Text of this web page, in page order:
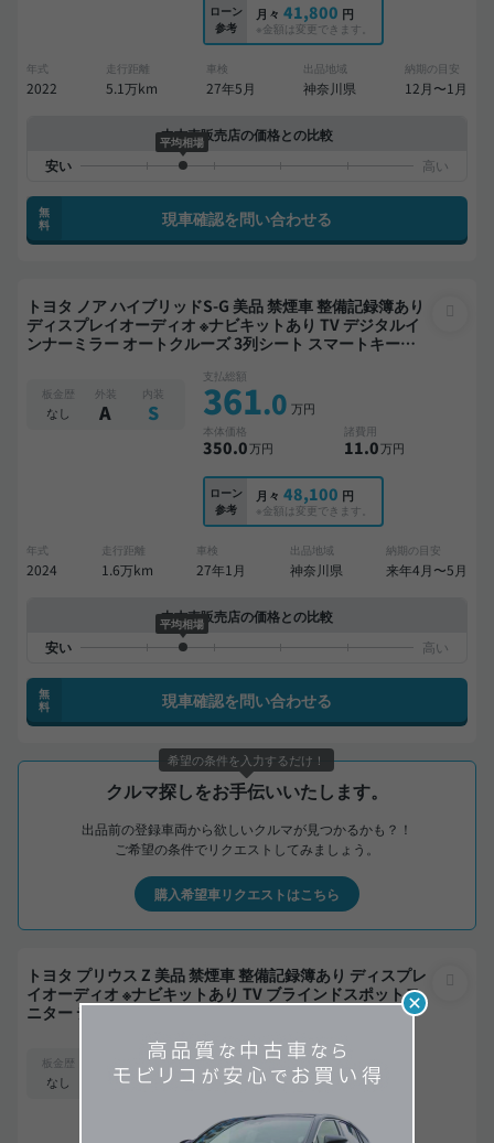
ローン
参考
月々 41,800 円
※金額は変更できます。
年式
2022
走行距離
5.1万km
車検
27年5月
出品地域
神奈川県
納期の目安
12月〜1月
中古車販売店の価格との比較
平均相場
無
料
現車確認を問い合わせる
トヨタ ノア ハイブリッドS-G 美品 禁煙車 整備記録簿あり
ディスプレイオーディオ ※ナビキットあり TV デジタルイ
ンナーミラー オートクルーズ 3列シート スマートキー
突軽減 両側電動スライドドア 7人乗り
板金歴
なし
外装
A
内装
S
支払総額
361.0 万円
本体価格
350.0万円
諸費用
11.0万円
ローン
参考
月々 48,100 円
※金額は変更できます。
年式
2024
走行距離
1.6万km
車検
27年1月
出品地域
神奈川県
納期の目安
来年4月〜5月
中古車販売店の価格との比較
平均相場
無
料
現車確認を問い合わせる
クルマ探しをお手伝いいたします。
出品前の登録車両から欲しいクルマが見つかるかも？！
ご希望の条件でリクエストしてみましょう。
購入希望車リクエストはこちら
トヨタ プリウス Z 美品 禁煙車 整備記録簿あり ディスプレ
イオーディオ ※ナビキットあり TV ブラインドスポットモ
ニター デジタルインナーミラー オートクルーズ スマート
ライブレコーダー フルエアロ 衝突軽減
板金歴
なし
内装
S
支払総額
331.0 万円
320.0万円 11
希望の条件を入力するだけ！